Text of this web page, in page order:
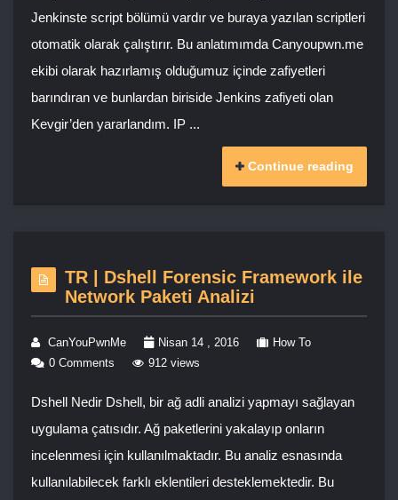
Jenkinste script bölümü vardır ve buraya yazılan scriptleri
otomatik olarak çalıştırır. Bu anlatımımda Canyoupwn.me
ekibi olarak hazırlamış olduğumuz içinde zafiyetleri
barındıran ve bunlardan biriside Jenkins zafiyeti olan
Kevgir’den yararlandım. IP ...
Continue reading
TR | Dshell Forensic Framework ile
Network Paketi Analizi
CanYouPwnMe Nisan 14 , 2016
How To
0 Comments
912 views
Dshell Nedir Dshell, bir ağ adli analizi yapmayı sağlayan
uygulama çatısıdır. Ağ paketlerini yakalayıp onların
incelenmesi için kullanılmaktadır. Bu analiz esnasında
kullanılabilecek farklı eklentileri desteklemektedir. Bu